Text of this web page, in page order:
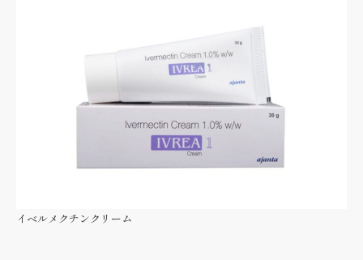
イベルメクチンクリーム